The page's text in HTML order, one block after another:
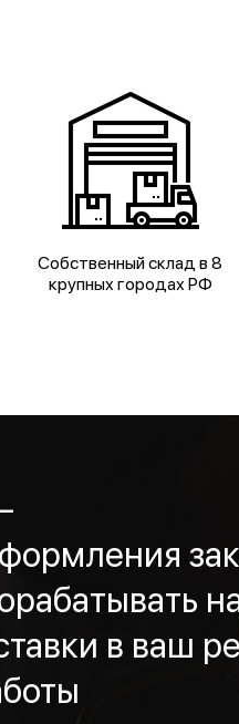
Собственный склад в 8
крупных городах РФ
в ваш